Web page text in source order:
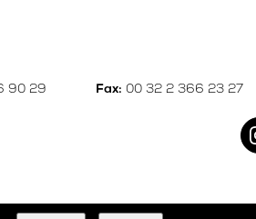
90 29 Fax: 00 32 2 366 23 27